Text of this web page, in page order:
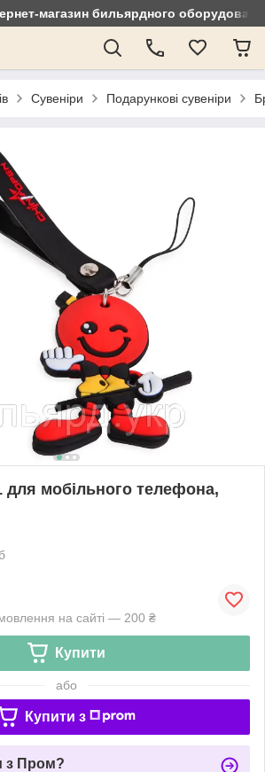
магазин бильярдного
Сувеніри Подарункові сувеніри
для мобільного телефона,
на сайті — 200 ₴
Купити
або
Купити з
з Пром?